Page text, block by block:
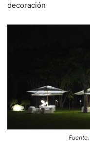
decoración
Fuente: